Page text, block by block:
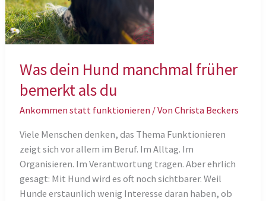
Was dein Hund manchmal früher
bemerkt als du
Ankommen statt funktionieren / VonChrista Beckers
Viele Menschen denken, das Thema Funktionieren
zeigt sich vor allem im Beruf. Im Alltag. Im
Organisieren. Im Verantwortung tragen. Aber ehrlich
gesagt: Mit Hund wird es oft noch sichtbarer. Weil
Hunde erstaunlich wenig Interesse daran haben, ob